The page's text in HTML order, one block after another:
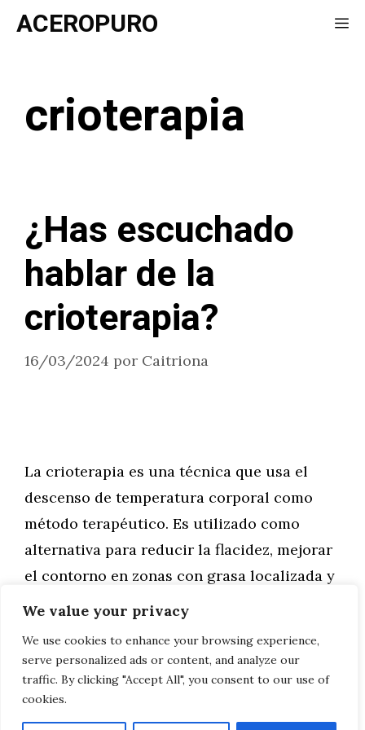
We value your privacy
We use cookies to enhance your browsing experience,
serve personalized ads or content, and analyze our
traffic. By clicking "Accept All", you consent to our use of
cookies.
Saltar
ACEROPURO
crioterapia
¿Has escuchado
hablar de la
crioterapia?
16/03/2024 por Caitriona
La crioterapia es una técnica que usa el
descenso de temperatura corporal como
método terapéutico. Es utilizado como
alternativa para reducir la flacidez, mejorar
el contorno en zonas con grasa localizada y
eliminar verrugas.
Leer más